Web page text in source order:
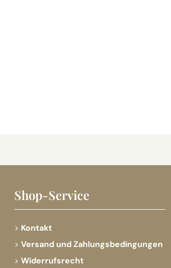
Shop-Service
Kontakt
Versand und Zahlungsbedingungen
Widerrufsrecht